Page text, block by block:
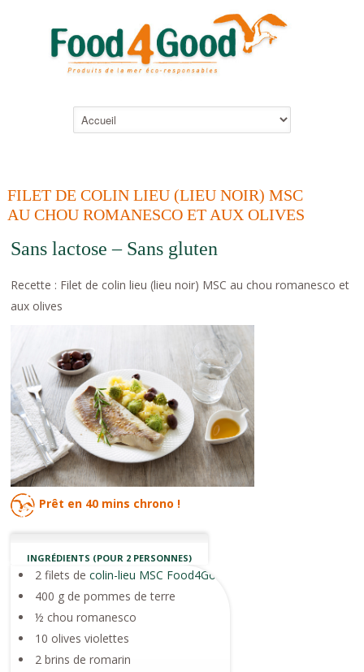
FILET DE COLIN LIEU (LIEU NOIR) MSC
AU CHOU ROMANESCO ET AUX OLIVES
Sans lactose – Sans gluten
Recette : Filet de colin lieu (lieu noir) MSC au chou romanesco et
aux olives
Prêt en 40 mins chrono !
INGRÉDIENTS (POUR 2 PERSONNES)
2 filets decolin-lieu MSC Food4Good
400 g de pommes de terre
½ chou romanesco
10 olives violettes
2 brins de romarin